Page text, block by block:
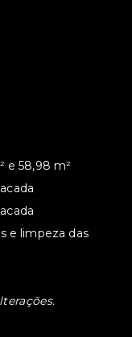
e 58,98 m²
e limpeza das